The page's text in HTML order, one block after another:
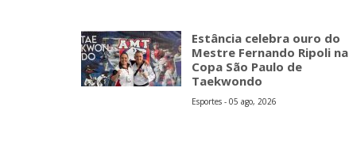
Estância celebra ouro do
Mestre Fernando Ripoli na
Copa São Paulo de
Taekwondo
Esportes - 05 ago, 2026